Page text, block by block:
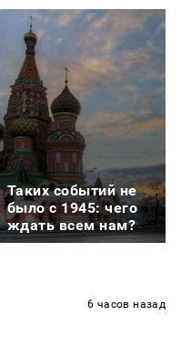
Таких событий не
было с 1945: чего
ждать всем нам?
6 часов назад